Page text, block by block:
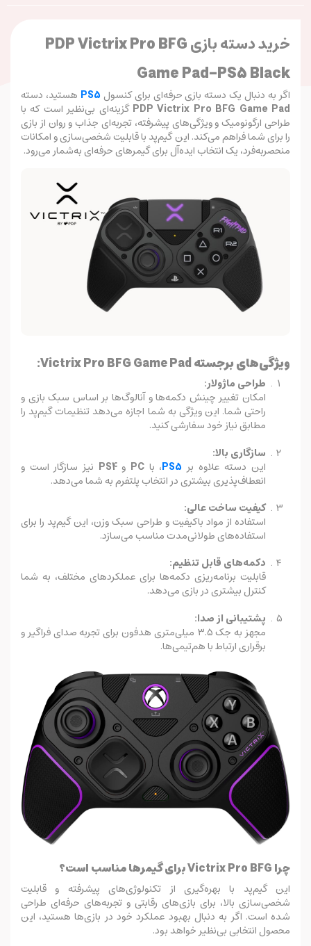
خرید دسته بازیPDP Victrix Pro BFG
Game Pad-PS5 Black
اگر به دنبال یک دسته بازی حرفه‌ای برای کنسول PS5 هستید، دسته
PDP Victrix Pro BFG Game Pad گزینه‌ای بی‌نظیر است که با
طراحی ارگونومیک و ویژگی‌های پیشرفته، تجربه‌ای جذاب و روان از بازی
را برای شما فراهم می‌کند. این گیم‌پد با قابلیت شخصی‌سازی و امکانات
منحصربه‌فرد، یک انتخاب ایده‌آل برای گیمرهای حرفه‌ای به‌شمار می‌رود.
ویژگی‌های برجسته Victrix Pro BFG Game Pad:
طراحی ماژولار:
امکان تغییر چینش دکمه‌ها و آنالوگ‌ها بر اساس سبک بازی و
راحتی شما. این ویژگی به شما اجازه می‌دهد تنظیمات گیم‌پد را
مطابق نیاز خود سفارشی کنید.
سازگاری بالا:
این دسته علاوه بر PS5، با PC وPS4 نیز سازگار است و
انعطاف‌پذیری بیشتری در انتخاب پلتفرم به شما می‌دهد.
کیفیت ساخت عالی:
استفاده از مواد باکیفیت و طراحی سبک وزن، این گیم‌پد را برای
استفاده‌های طولانی‌مدت مناسب می‌سازد.
دکمه‌های قابل تنظیم:
قابلیت برنامه‌ریزی دکمه‌ها برای عملکردهای مختلف، به شما
کنترل بیشتری در بازی می‌دهد.
پشتیبانی از صدا:
مجهز به جک ۳.۵ میلی‌متری هدفون برای تجربه صدای فراگیر و
برقراری ارتباط با هم‌تیمی‌ها.
چرا Victrix Pro BFG برای گیمرها مناسب است؟
این گیم‌پد با بهره‌گیری از تکنولوژی‌های پیشرفته و قابلیت
شخصی‌سازی بالا، برای بازی‌های رقابتی و تجربه‌های حرفه‌ای طراحی
شده است. اگر به دنبال بهبود عملکرد خود در بازی‌ها هستید، این
محصول انتخابی بی‌نظیر خواهد بود.